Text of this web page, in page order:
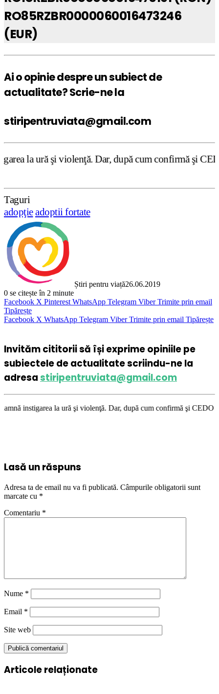
RO85RZBR0000060016473246
(EUR)
Ai o opinie despre un subiect de
actualitate? Scrie-ne la
stiripentruviata@gmail.com
Dar, după cum confirmă şi CEDO în cazul
Taguri
adopţieadoptii fortate
Știri pentru viață26.06.2019
0 se citește în 2 minute
Facebook X Pinterest WhatsApp Telegram Viber Trimite prin email
Tipărește
Facebook X WhatsApp Telegram Viber Trimite prin email Tipărește
Invităm cititorii să își exprime opiniile pe
subiectele de actualitate scriindu-ne la
adresastiripentruviata@gmail.com
la ură şi violenţă. Dar, după cum confirmă şi CEDO în cazul
Lasă un răspuns
Adresa ta de email nu va fi publicată. Câmpurile obligatorii sunt
marcate cu *
Comentariu *
Nume *
Email *
Site web
Articole relaționate